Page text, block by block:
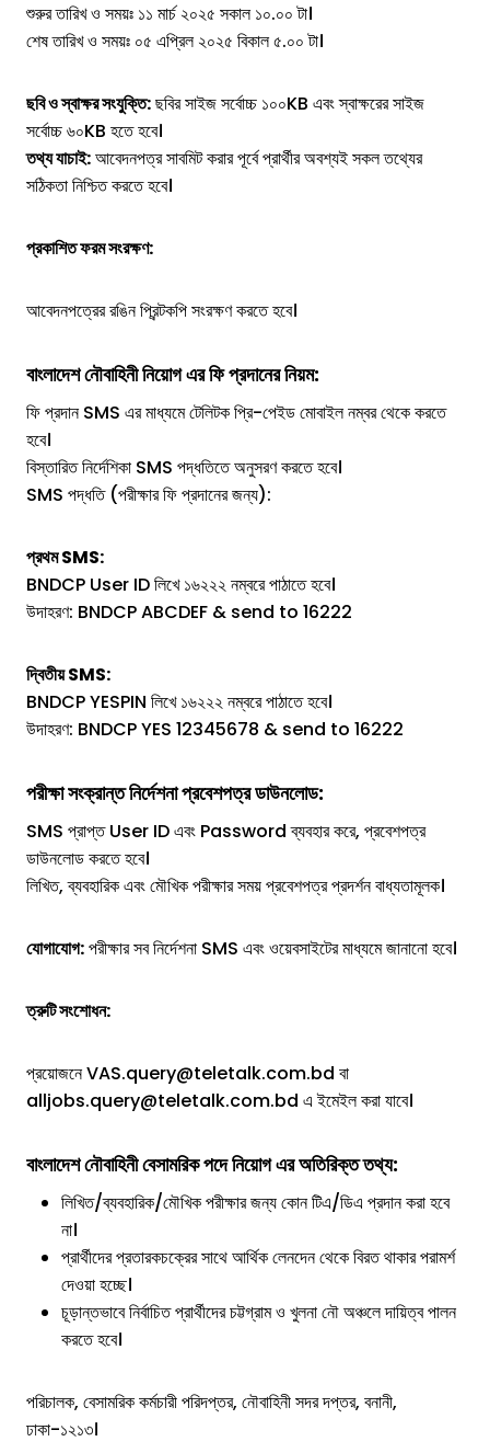
শুরুর তারিখ ও সময়ঃ ১১ মার্চ ২০২৫ সকাল ১০.০০ টা।
শেষ তারিখ ও সময়ঃ ০৫ এপ্রিল ২০২৫ বিকাল ৫.০০ টা।
ছবি ও স্বাক্ষর সংযুক্তি:ছবির সাইজ সর্বোচ্চ ১০০KB এবং স্বাক্ষরের সাইজ
সর্বোচ্চ ৬০KB হতে হবে।
তথ্য যাচাই:আবেদনপত্র সাবমিট করার পূর্বে প্রার্থীর অবশ্যই সকল তথ্যের
সঠিকতা নিশ্চিত করতে হবে।
প্রকাশিত ফরম সংরক্ষণ:
আবেদনপত্রের রঙিন প্রিন্টকপি সংরক্ষণ করতে হবে।
বাংলাদেশ নৌবাহিনীনিয়োগএরফি প্রদানের নিয়ম:
ফি প্রদান SMS এর মাধ্যমে টেলিটক প্রি-পেইড মোবাইল নম্বর থেকে করতে
হবে।
বিস্তারিত নির্দেশিকা SMS পদ্ধতিতে অনুসরণ করতে হবে।
SMS পদ্ধতি (পরীক্ষার ফি প্রদানের জন্য):
প্রথম SMS:
BNDCP User ID লিখে ১৬২২২ নম্বরে পাঠাতে হবে।
উদাহরণ: BNDCP ABCDEF & send to 16222
দ্বিতীয় SMS:
BNDCP YESPIN লিখে ১৬২২২ নম্বরে পাঠাতে হবে।
উদাহরণ: BNDCP YES 12345678 & send to 16222
পরীক্ষা সংক্রান্ত নির্দেশনা প্রবেশপত্র ডাউনলোড:
SMS প্রাপ্ত User ID এবং Password ব্যবহার করে, প্রবেশপত্র
ডাউনলোড করতে হবে।
লিখিত, ব্যবহারিক এবং মৌখিক পরীক্ষার সময় প্রবেশপত্র প্রদর্শন বাধ্যতামূলক।
যোগাযোগ:পরীক্ষার সব নির্দেশনা SMS এবং ওয়েবসাইটের মাধ্যমে জানানো হবে।
ত্রুটি সংশোধন:
প্রয়োজনে VAS.query@teletalk.com.bd বা
alljobs.query@teletalk.com.bd এ ইমেইল করা যাবে।
বাংলাদেশ নৌবাহিনী বেসামরিক পদেনিয়োগ এরঅতিরিক্ত তথ্য:
লিখিত/ব্যবহারিক/মৌখিক পরীক্ষার জন্য কোন টিএ/ডিএ প্রদান করা হবে
না।
প্রার্থীদের প্রতারকচক্রের সাথে আর্থিক লেনদেন থেকে বিরত থাকার পরামর্শ
দেওয়া হচ্ছে।
চূড়ান্তভাবে নির্বাচিত প্রার্থীদের চট্টগ্রাম ও খুলনা নৌ অঞ্চলে দায়িত্ব পালন
করতে হবে।
পরিচালক, বেসামরিক কর্মচারী পরিদপ্তর, নৌবাহিনী সদর দপ্তর, বনানী,
ঢাকা-১২১৩।